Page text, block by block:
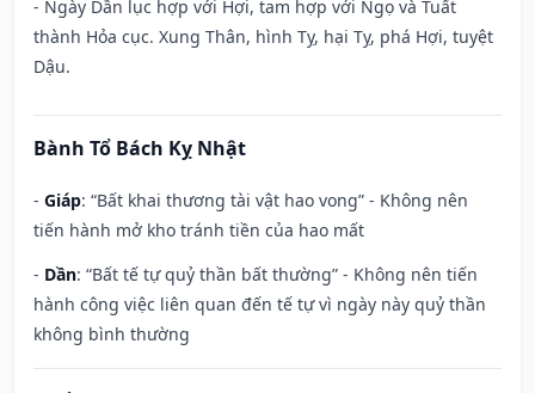
- Ngày Dần lục hợp với Hợi, tam hợp với Ngọ và Tuất
thành Hỏa cục. Xung Thân, hình Tỵ, hại Tỵ, phá Hợi, tuyệt
Dậu.
Bành Tổ Bách Kỵ Nhật
- Giáp: “Bất khai thương tài vật hao vong” - Không nên
tiến hành mở kho tránh tiền của hao mất
- Dần: “Bất tế tự quỷ thần bất thường” - Không nên tiến
hành công việc liên quan đến tế tự vì ngày này quỷ thần
không bình thường